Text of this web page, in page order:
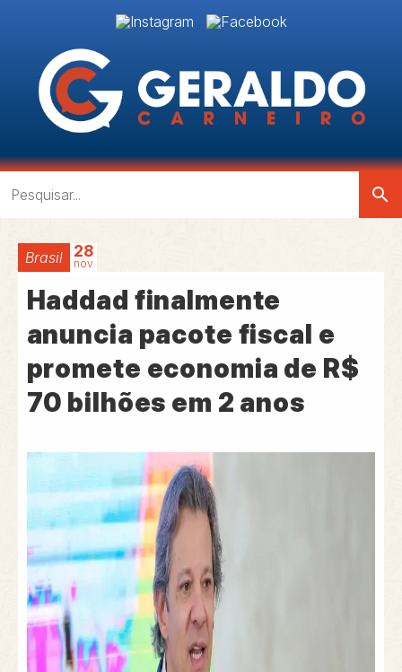
search
Brasil 28
nov
Haddad finalmente
anuncia pacote fiscal e
promete economia de R$
70 bilhões em 2 anos